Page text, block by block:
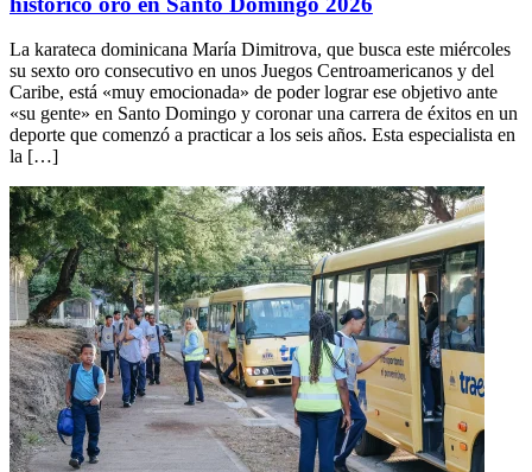
La karateca dominicana María Dimitrova, que busca este miércoles
su sexto oro consecutivo en unos Juegos Centroamericanos y del
Caribe, está «muy emocionada» de poder lograr ese objetivo ante
«su gente» en Santo Domingo y coronar una carrera de éxitos en un
deporte que comenzó a practicar a los seis años. Esta especialista en
la […]